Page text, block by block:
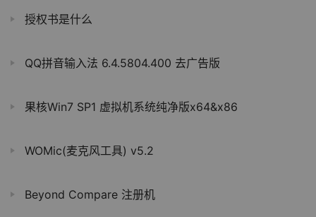
授权书是什么
QQ拼音输入法 6.4.5804.400 去广告版
果核Win7 SP1 虚拟机系统纯净版x64&x86
WOMic(麦克风工具) v5.2
Beyond Compare 注册机